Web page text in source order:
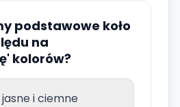
podstawowe koło
na
kolorów?
i ciemne